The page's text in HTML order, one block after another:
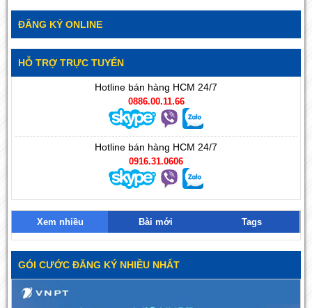
ĐĂNG KÝ ONLINE
HỖ TRỢ TRỰC TUYẾN
Hotline bán hàng HCM 24/7
0886.00.11.66
Hotline bán hàng HCM 24/7
0916.31.0606
Xem nhiều Bài mới Tags
GÓI CƯỚC ĐĂNG KÝ NHIỀU NHẤT